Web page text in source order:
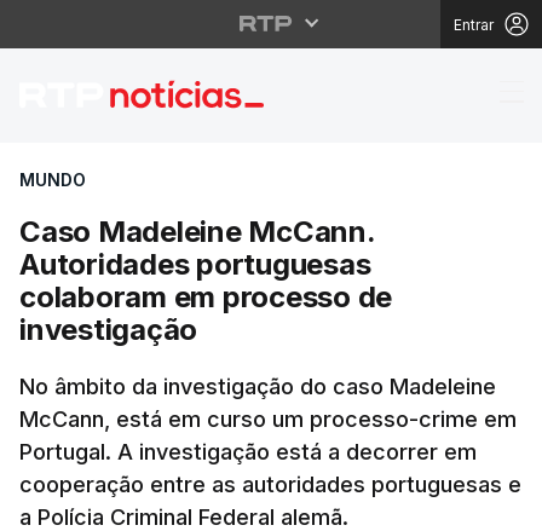
Entrar
Caso Madeleine
MUNDO
Caso Madeleine McCann.
Autoridades portuguesas
colaboram em processo de
investigação
No âmbito da investigação do caso Madeleine
McCann, está em curso um processo-crime em
Portugal. A investigação está a decorrer em
cooperação entre as autoridades portuguesas e
a Polícia Criminal Federal alemã.